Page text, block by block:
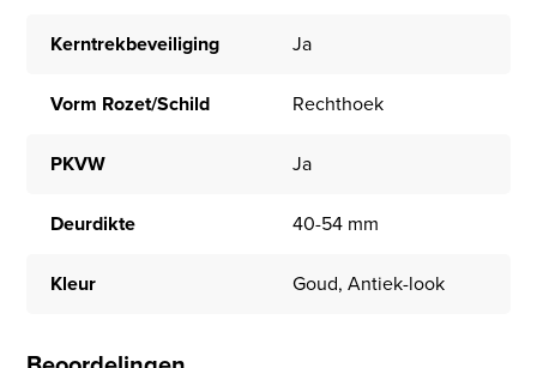
Kerntrekbeveiliging Ja
Vorm Rozet/Schild Rechthoek
PKVW Ja
Deurdikte 40-54 mm
Kleur Goud, Antiek-look